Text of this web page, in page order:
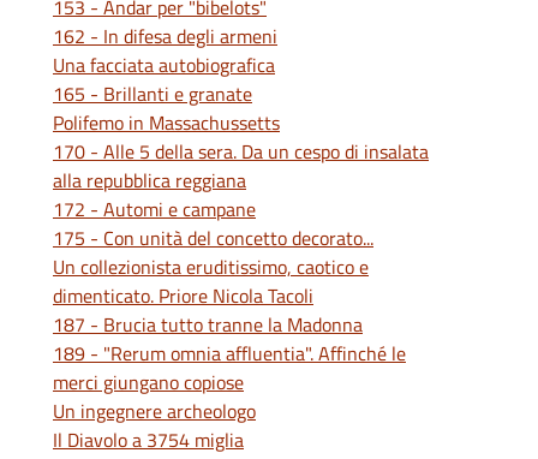
153 - Andar per "bibelots"
162 - In difesa degli armeni
Una facciata autobiografica
165 - Brillanti e granate
Polifemo in Massachussetts
170 - Alle 5 della sera. Da un cespo di insalata
alla repubblica reggiana
172 - Automi e campane
175 - Con unità del concetto decorato...
Un collezionista eruditissimo, caotico e
dimenticato. Priore Nicola Tacoli
187 - Brucia tutto tranne la Madonna
189 - "Rerum omnia affluentia". Affinché le
merci giungano copiose
Un ingegnere archeologo
Il Diavolo a 3754 miglia